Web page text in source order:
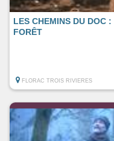
LES CHEMINS DU DOC
FORÊT
FLORAC TROIS RIVIERES